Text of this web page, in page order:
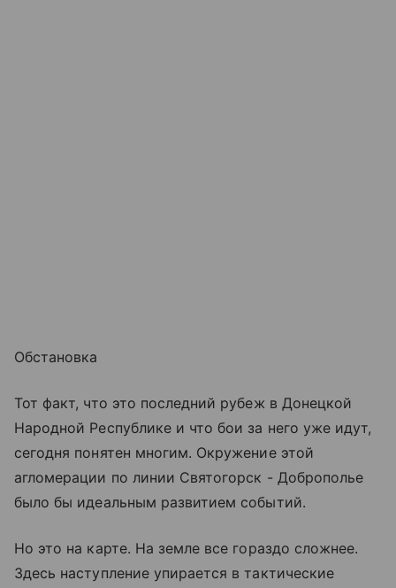
Обстановка
Тот факт, что это последний рубеж в Донецкой
Народной Республике и что бои за него уже идут,
сегодня понятен многим. Окружение этой
агломерации по линии Святогорск - Доброполье
было бы идеальным развитием событий.
Но это на карте. На земле все гораздо сложнее.
Здесь наступление упирается в тактические